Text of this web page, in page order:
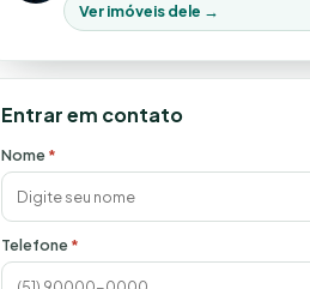
Ver imóveis dele →
Entrar em contato
Nome *
Telefone *